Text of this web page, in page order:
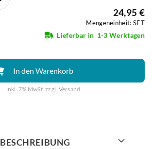
24,95 €
Mengeneinheit: SET
Lieferbar in 1-3 Werktagen
In den Warenkorb
inkl. 7% MwSt. zzgl. Versand
Weiter mit
BESCHREIBUNG